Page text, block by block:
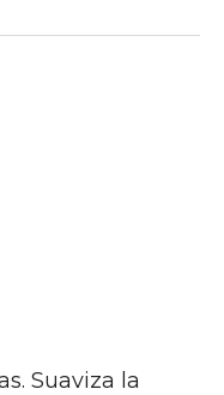
Suaviza la